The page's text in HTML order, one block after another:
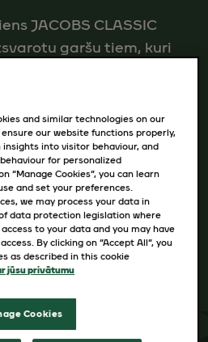
JACOBS CLASSIC
garšu tiem, kuri
kabata
and similar technologies on our
our website functions properly,
into visitor behaviour, and
for personalized
“Manage Cookies”, you can learn
and set your preferences.
we may process your data in
data protection legislation where
to your data and you may have
By clicking on “Accept All”, you
as described in this cookie
jūsu privātumu
Cookies